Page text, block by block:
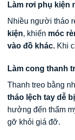
Làm rơi phụ kiện
Nhiều người tháo
kiện, khiến móc
vào đồ khác. Khi
Làm cong thanh
Thanh treo bằng
tháo lệch tay dễ
hưởng đến thẩm
gỡ khỏi giá đỡ.